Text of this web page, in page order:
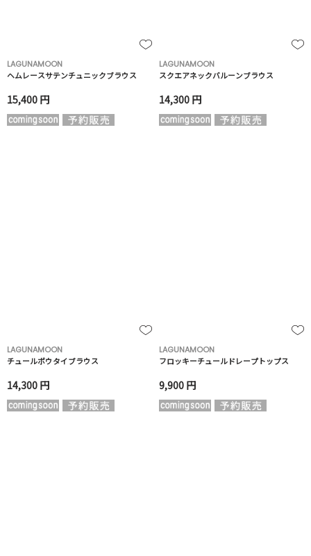
LAGUNAMOON
ヘムレースサテンチュニックブラウス
15,400 円
LAGUNAMOON
スクエアネックバルーンブラウス
14,300 円
LAGUNAMOON
チュールボウタイブラウス
14,300 円
LAGUNAMOON
フロッキーチュールドレープトップス
9,900 円